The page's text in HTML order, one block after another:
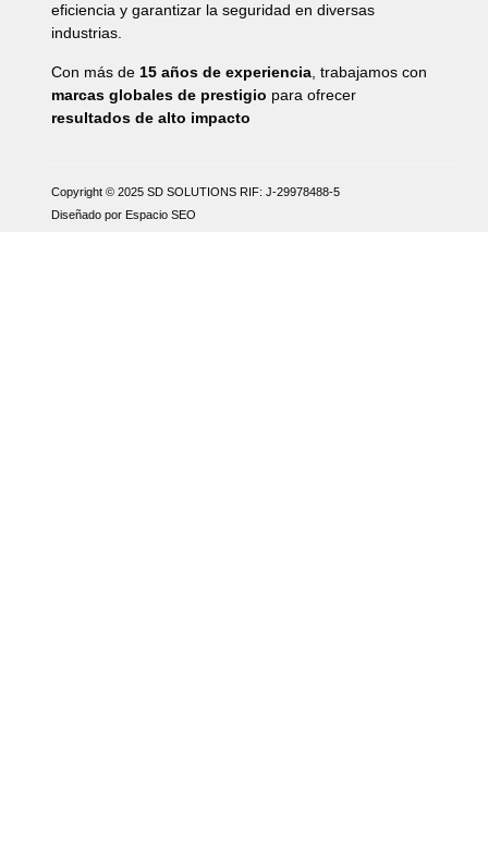
eficiencia y garantizar la seguridad en diversas
industrias.
Con más de 15 años de experiencia , trabajamos con
marcas globales de prestigio para ofrecer
resultados de alto impacto
Copyright © 2025 SD SOLUTIONS RIF: J-29978488-5
Diseñado por Espacio SEO